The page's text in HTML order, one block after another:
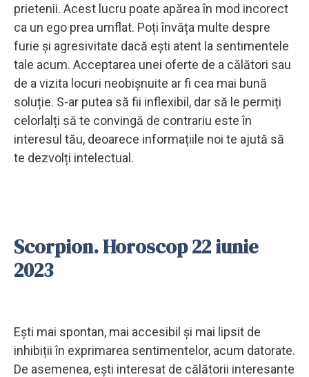
prietenii. Acest lucru poate apărea în mod incorect
ca un ego prea umflat. Poți învăța multe despre
furie și agresivitate dacă ești atent la sentimentele
tale acum. Acceptarea unei oferte de a călători sau
de a vizita locuri neobișnuite ar fi cea mai bună
soluție. S-ar putea să fii inflexibil, dar să le permiți
celorlalți să te convingă de contrariu este în
interesul tău, deoarece informațiile noi te ajută să
te dezvolți intelectual.
Scorpion. Horoscop 22 iunie
2023
Ești mai spontan, mai accesibil și mai lipsit de
inhibiții în exprimarea sentimentelor, acum datorate.
De asemenea, ești interesat de călătorii interesante